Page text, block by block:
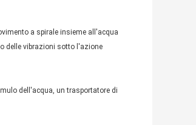
a spirale insieme all'acqua
delle vibrazioni sotto l'azione
dell'acqua, un trasportatore di